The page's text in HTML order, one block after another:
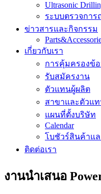
Ultrasonic
ระบบตรวจกา
ข่าวสารและกิจกรรม
เกี่ยวกับเรา
การคุ้มครองข้
รับสมัครงาน
ตัวแทนผู้ผลิต
สาขาและตัวแ
แผนที่ตั้งบริษัท
Calendar
โบชัวร์สินค้าแล
ติดต่อเรา
งานนำเสนอ